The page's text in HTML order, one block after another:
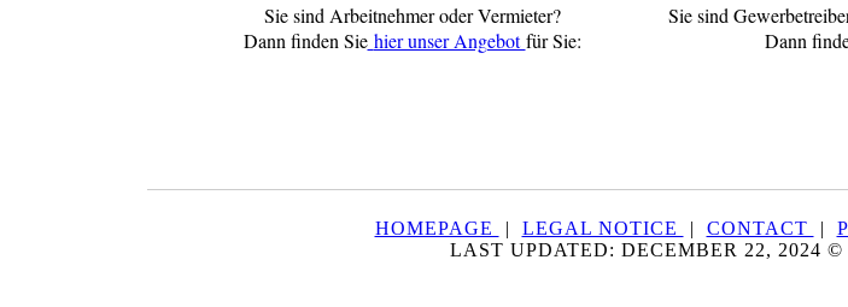
Sie sind Arbeitnehmer oder Vermieter?
Dann finden Sie hier unser Angebotfür Sie:
Sie sind
Dann
HOMEPAGE | LEGAL NOTICE | CONTACT |
LAST UPDATED: DECEMBER 22, 2024